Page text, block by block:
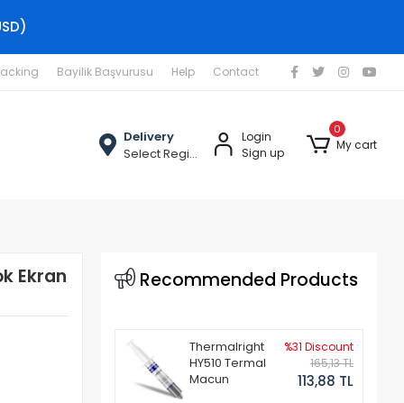
Bayilik Başvurusu Help Contact
Delivery
Select Region
Login
Sign up
0
My cart
Ekran
Recommended Products
Thermalright
HY510 Termal
Macun
%31 Discount
165,13 TL
113,88 TL